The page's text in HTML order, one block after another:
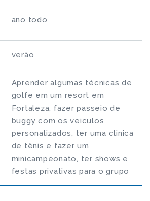
ano todo
verão
Aprender algumas técnicas de
golfe em um resort em
Fortaleza, fazer passeio de
buggy com os veiculos
personalizados, ter uma clinica
de tênis e fazer um
minicampeonato, ter shows e
festas privativas para o grupo